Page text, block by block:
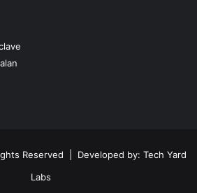
Reserved | Developed by: Tech Yard
Labs